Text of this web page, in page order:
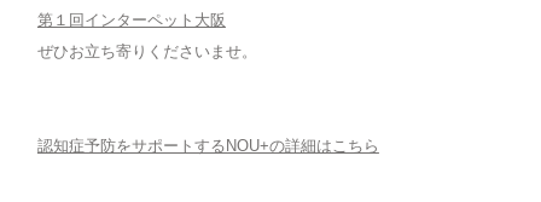
第１回インターペット大阪
ぜひお立ち寄りくださいませ。
認知症予防をサポートするNOU+の詳細はこちら